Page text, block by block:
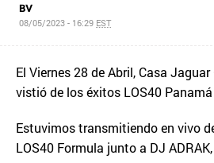
BV
08/05/2023 - 16:29 EST
El Viernes 28 de Abril, Casa
vistió de los éxitos LOS40
Estuvimos transmitiendo en vivo
LOS40 Formula junto a DJ ADRAK,